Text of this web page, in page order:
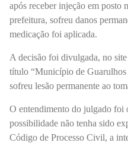
após receber injeção em posto
prefeitura, sofreu danos
medicação foi aplicada.
A decisão foi divulgada, no
título “Município de Guarulhos
sofreu lesão permanente ao
O entendimento do julgado foi
possibilidade não tenha sido
Código de Processo Civil, a